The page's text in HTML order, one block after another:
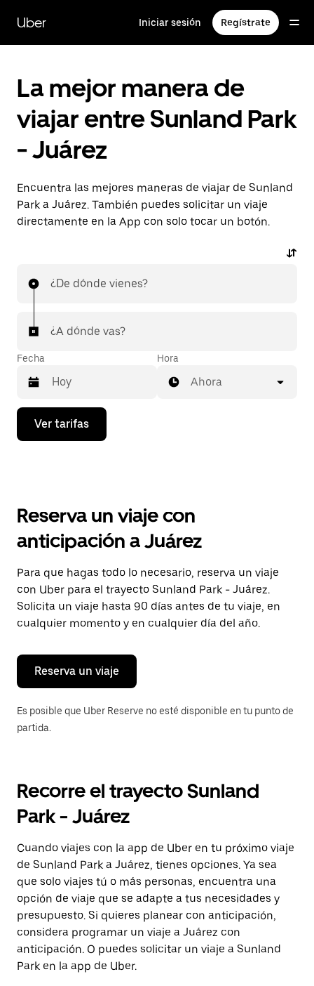
contenido
principal
Uber Iniciar sesión Regístrate
La mejor manera de
viajar entre Sunland Park
- Juárez
Encuentra las mejores maneras de viajar de Sunland
Park a Juárez. También puedes solicitar un viaje
directamente en la App con solo tocar un botón.
¿De dónde vienes?
¿A dónde vas?
Fecha
Presiona
flecha
el
y
selecciona
una
fecha.
Presiona
la
tecla Esc
para
el
calendario.
Hora
Ahora
Ver tarifas
Reserva un viaje con
anticipación a Juárez
Para que hagas todo lo necesario, reserva un viaje
con Uber para el trayecto Sunland Park - Juárez.
Solicita un viaje hasta 90 días antes de tu viaje, en
cualquier momento y en cualquier día del año.
Reserva un viaje
Es posible que Uber Reserve no esté disponible en tu punto de
partida.
Recorre el trayecto Sunland
Park - Juárez
Cuando viajes con la app de Uber en tu próximo viaje
de Sunland Park a Juárez, tienes opciones. Ya sea
que solo viajes tú o más personas, encuentra una
opción de viaje que se adapte a tus necesidades y
presupuesto. Si quieres planear con anticipación,
considera programar un viaje a Juárez con
anticipación. O puedes solicitar un viaje a Sunland
Park en la app de Uber.